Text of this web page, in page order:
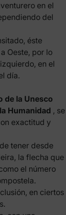
en el
del
éste
Oeste, por lo
en el
día.
de la Unesco
Humanidad , se
exactitud y
tener desde
la flecha que
el número
en ciertos